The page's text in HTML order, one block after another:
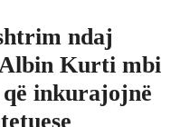
ndaj
Kurti mbi
inkurajojnë